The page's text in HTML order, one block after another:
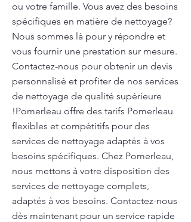
ou votre famille. Vous avez des besoins
spécifiques en matière de nettoyage?
Nous sommes là pour y répondre et
vous fournir une prestation sur mesure.
Contactez-nous pour obtenir un devis
personnalisé et profiter de nos services
de nettoyage de qualité supérieure
!Pomerleau offre des tarifs Pomerleau
flexibles et compétitifs pour des
services de nettoyage adaptés à vos
besoins spécifiques. Chez Pomerleau,
nous mettons à votre disposition des
services de nettoyage complets,
adaptés à vos besoins. Contactez-nous
dès maintenant pour un service rapide